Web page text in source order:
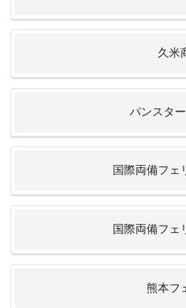
久米
パンスタ
国際両備フェ
国際両備フェ
熊本フ